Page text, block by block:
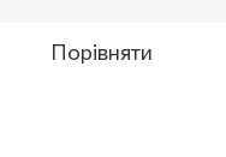
Порівняти